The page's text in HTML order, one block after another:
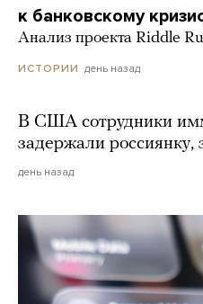
к банковскому
Анализ проекта Riddle
ИСТОРИИ день назад
В США сотрудники
задержали
день назад